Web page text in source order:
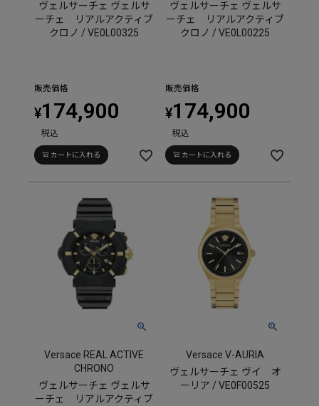
ヴェルサーチェ ヴェルサ
ーチェ リアルアクティブ
クロノ / VE0L00325
販売価格
¥174,900
税込
カートに入れる
ヴェルサーチェ ヴェルサ
ーチェ リアルアクティブ
クロノ / VE0L00225
販売価格
¥174,900
税込
カートに入れる
Versace REAL ACTIVE
CHRONO
ヴェルサーチェ ヴェルサ
ーチェ リアルアクティブ
Versace V-AURIA
ヴェルサーチェ ヴイ オ
ーリア / VE0F00525